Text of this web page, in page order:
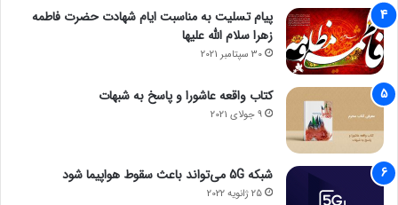
پیام تسلیت به مناسبت ایام شهادت حضرت فاطمه
زهرا سلام الله علیها
30 سپتامبر 2021
کتاب واقعه عاشورا و پاسخ به شبهات
9 جولای 2021
شبکه 5G می‌تواند باعث سقوط هواپیما شود
25 ژانویه 2022